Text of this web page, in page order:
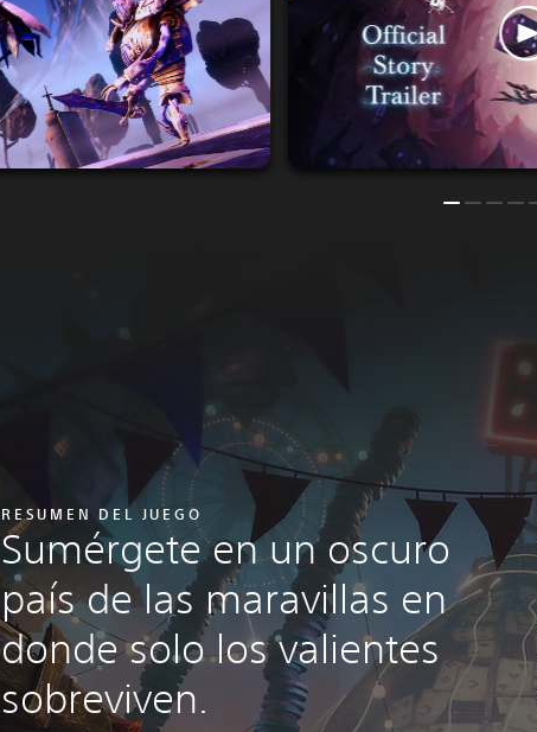
RESUMEN DEL JUEGO
Sumérgete en un oscuro
país de las maravillas en
donde solo los valientes
sobreviven.